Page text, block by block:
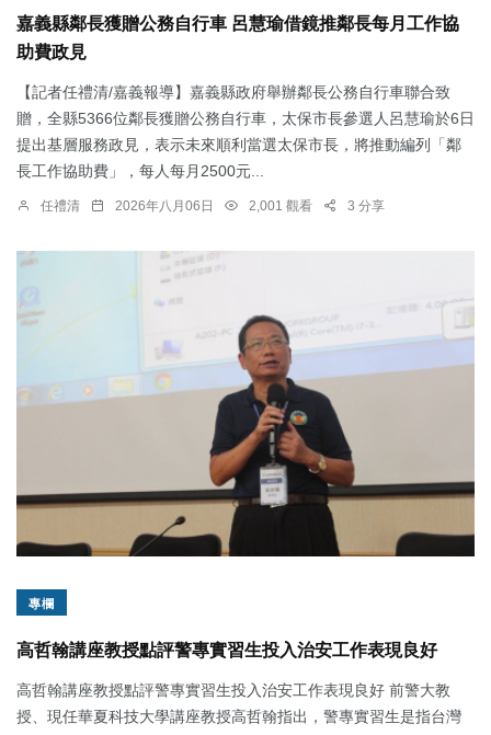
嘉義縣鄰長獲贈公務自行車 呂慧瑜借鏡推鄰長每月工作協
助費政見
【記者任禮清/嘉義報導】嘉義縣政府舉辦鄰長公務自行車聯合致
贈，全縣5366位鄰長獲贈公務自行車，太保市長參選人呂慧瑜於6日
提出基層服務政見，表示未來順利當選太保市長，將推動編列「鄰
長工作協助費」，每人每月2500元...
任禮清 2026年八月06日 2,001 觀看 3 分享
專欄
高哲翰講座教授點評警專實習生投入治安工作表現良好
高哲翰講座教授點評警專實習生投入治安工作表現良好 前警大教
授、現任華夏科技大學講座教授高哲翰指出，警專實習生是指台灣